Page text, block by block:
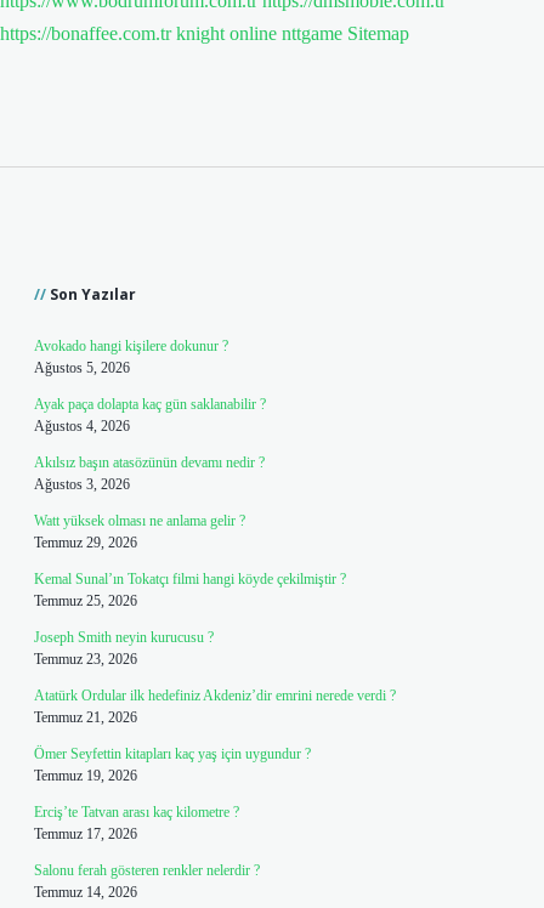
https://bonaffee.com.tr knight online nttgame Sitemap
Son Yazılar
Avokado hangi kişilere dokunur ?
Ağustos 5, 2026
Ayak paça dolapta kaç gün saklanabilir ?
Ağustos 4, 2026
Akılsız başın atasözünün devamı nedir ?
Ağustos 3, 2026
Watt yüksek olması ne anlama gelir ?
Temmuz 29, 2026
Kemal Sunal’ın Tokatçı filmi hangi köyde çekilmiştir ?
Temmuz 25, 2026
Joseph Smith neyin kurucusu ?
Temmuz 23, 2026
Atatürk Ordular ilk hedefiniz Akdeniz’dir emrini nerede verdi ?
Temmuz 21, 2026
Ömer Seyfettin kitapları kaç yaş için uygundur ?
Temmuz 19, 2026
Erciş’te Tatvan arası kaç kilometre ?
Temmuz 17, 2026
Salonu ferah gösteren renkler nelerdir ?
Temmuz 14, 2026